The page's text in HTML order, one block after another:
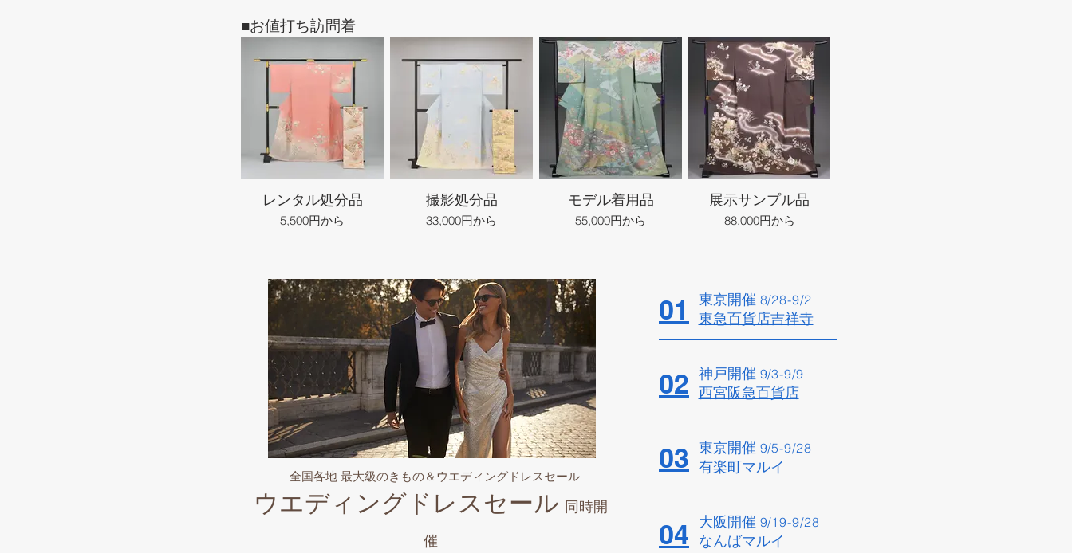
■お値打ち訪問着
レンタル処分品
5,500円から
撮影処分品
33,000円から
モデル着用品
55,000円から
展示サンプル品
88,000円から
全国各地 最大級のきもの＆ウエディングドレスセール
ウエディングドレスセール 同時開
催
01 東京開催​ 8/28-9/2
東急百貨店吉祥寺​
02 神戸開催​ 9/3-9/9
西宮阪急百貨店
03 東京開催 9/5-9/28
有楽町マルイ​
04 大阪開催​ 9/19-9/28
​なんばマルイ